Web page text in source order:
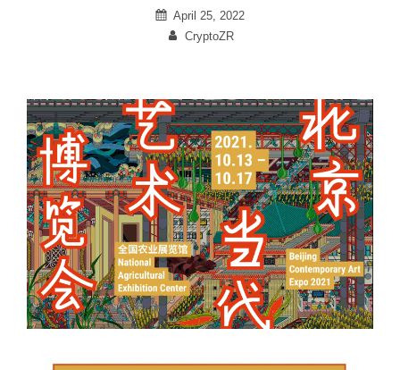
Posted
on
April 25, 2022
By
CryptoZR